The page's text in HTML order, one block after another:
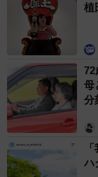
植
母
分
ハ